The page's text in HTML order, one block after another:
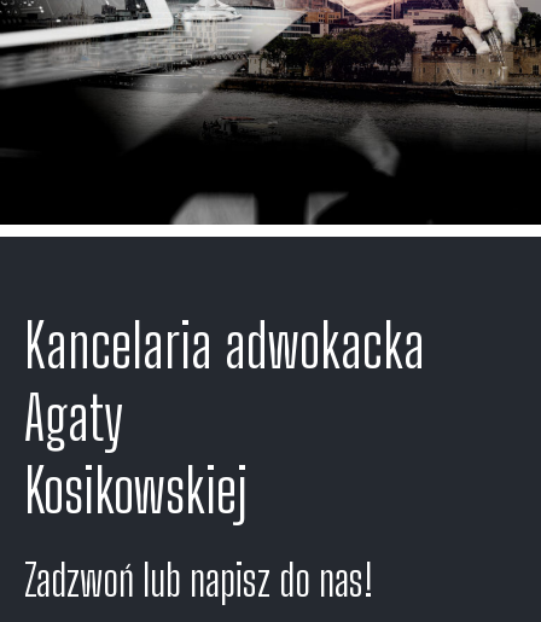
Kancelaria adwokacka
Agaty
Kosikowskiej
Zadzwoń lub napisz do nas!